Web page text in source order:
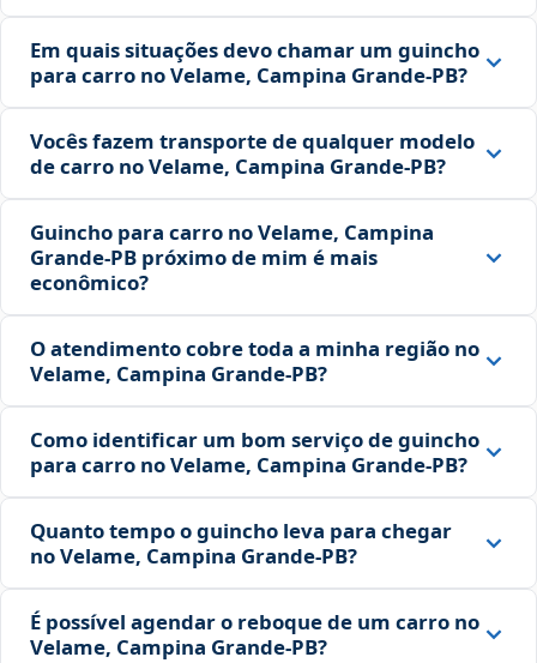
Em quais situações devo chamar um guincho
para carro no Velame, Campina Grande‑PB?
Vocês fazem transporte de qualquer modelo
de carro no Velame, Campina Grande‑PB?
Guincho para carro no Velame, Campina
Grande‑PB próximo de mim é mais
econômico?
O atendimento cobre toda a minha região no
Velame, Campina Grande‑PB?
Como identificar um bom serviço de guincho
para carro no Velame, Campina Grande‑PB?
Quanto tempo o guincho leva para chegar
no Velame, Campina Grande‑PB?
É possível agendar o reboque de um carro no
Velame, Campina Grande‑PB?